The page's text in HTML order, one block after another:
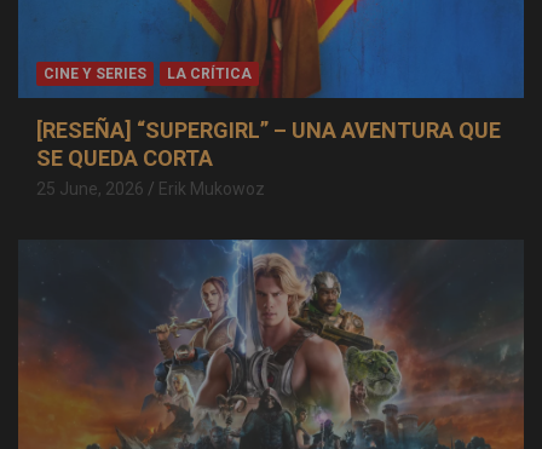
CINE Y SERIES LA CRÍTICA
[RESEÑA] “SUPERGIRL” – UNA AVENTURA QUE
SE QUEDA CORTA
25 June, 2026 Erik Mukowoz